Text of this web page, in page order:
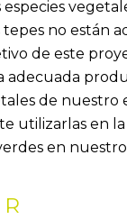
especies
no están
de este
adecuada
de
utilizarlas en
en